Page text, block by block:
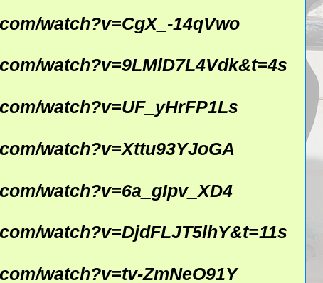
watch?v=CgX_-14qVwo
watch?v=9LMlD7L4Vdk&t=4s
watch?v=UF_yHrFP1Ls
watch?v=Xttu93YJoGA
watch?v=6a_gIpv_XD4
watch?v=DjdFLJT5lhY&t=11s
watch?v=tv-ZmNeO91Y